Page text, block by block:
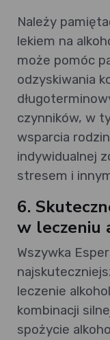
Należy
lekiem na
może pomóc
odzyskiwania
czynników, w
wsparcia
indywidualnej
stresem i
6.
w leczeniu
Wszywka
leczenie
kombinacji
spożycie